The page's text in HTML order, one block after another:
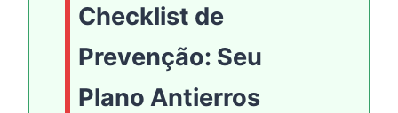
Checklist de
Prevenção: Seu
Plano Antierros